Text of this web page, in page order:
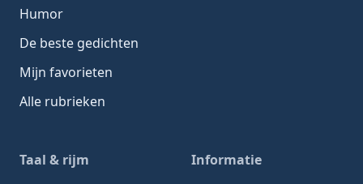
Humor
De beste gedichten
Mijn favorieten
Alle rubrieken
Taal & rijm
Informatie